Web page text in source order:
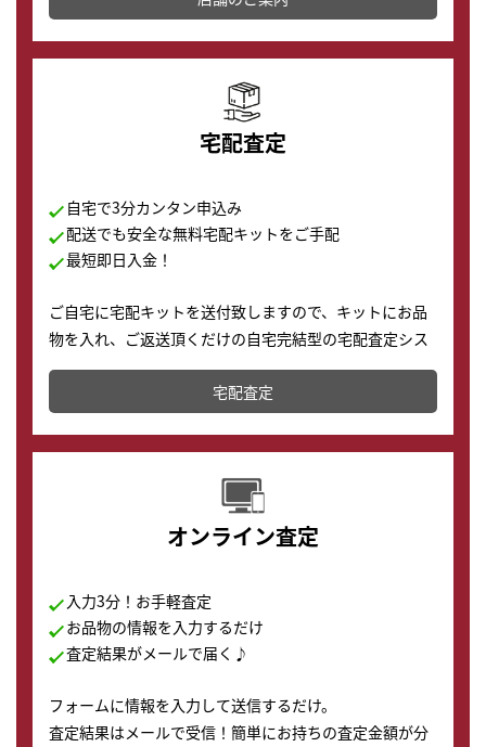
の購入もできます♪
宅配査定
自宅で3分カンタン申込み
配送でも安全な無料宅配キットをご手配
最短即日入金！
ご自宅に宅配キットを送付致しますので、キットにお品
物を入れ、ご返送頂くだけの自宅完結型の宅配査定シス
テムです。
配送でも簡単&安全に査定・買取に出すことが可能で
す。
宅配査定
オンライン査定
入力3分！お手軽査定
お品物の情報を入力するだけ
査定結果がメールで届く♪
フォームに情報を入力して送信するだけ。
査定結果はメールで受信！簡単にお持ちの査定金額が分